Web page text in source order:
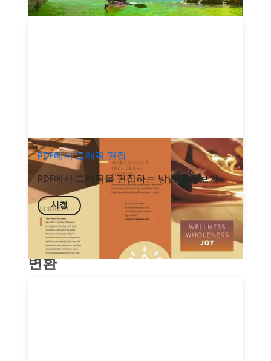
PDF에서 그래픽 편집
PDF에서 그래픽을 편집하는 방법 알아보기
시청
변환